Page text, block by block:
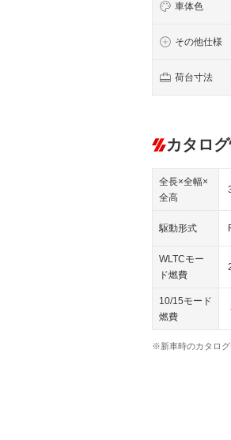
車体色
その他仕様
荷台寸法
カタロ
全長×全幅×
全高
駆動形式
WLTCモー
ド燃費
10/15モード
燃費
※新車時のカタログ